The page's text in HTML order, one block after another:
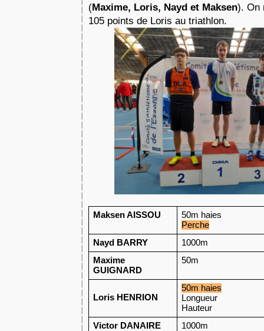
(Maxime, Loris, Nayd et Maksen). On
105 points de Loris au triathlon.
Maksen AISSOU
50m haies
Perche
Nayd BARRY
1000m
Maxime
GUIGNARD
50m
Loris HENRION
50m haies
Longueur
Hauteur
Victor DANAIRE
1000m